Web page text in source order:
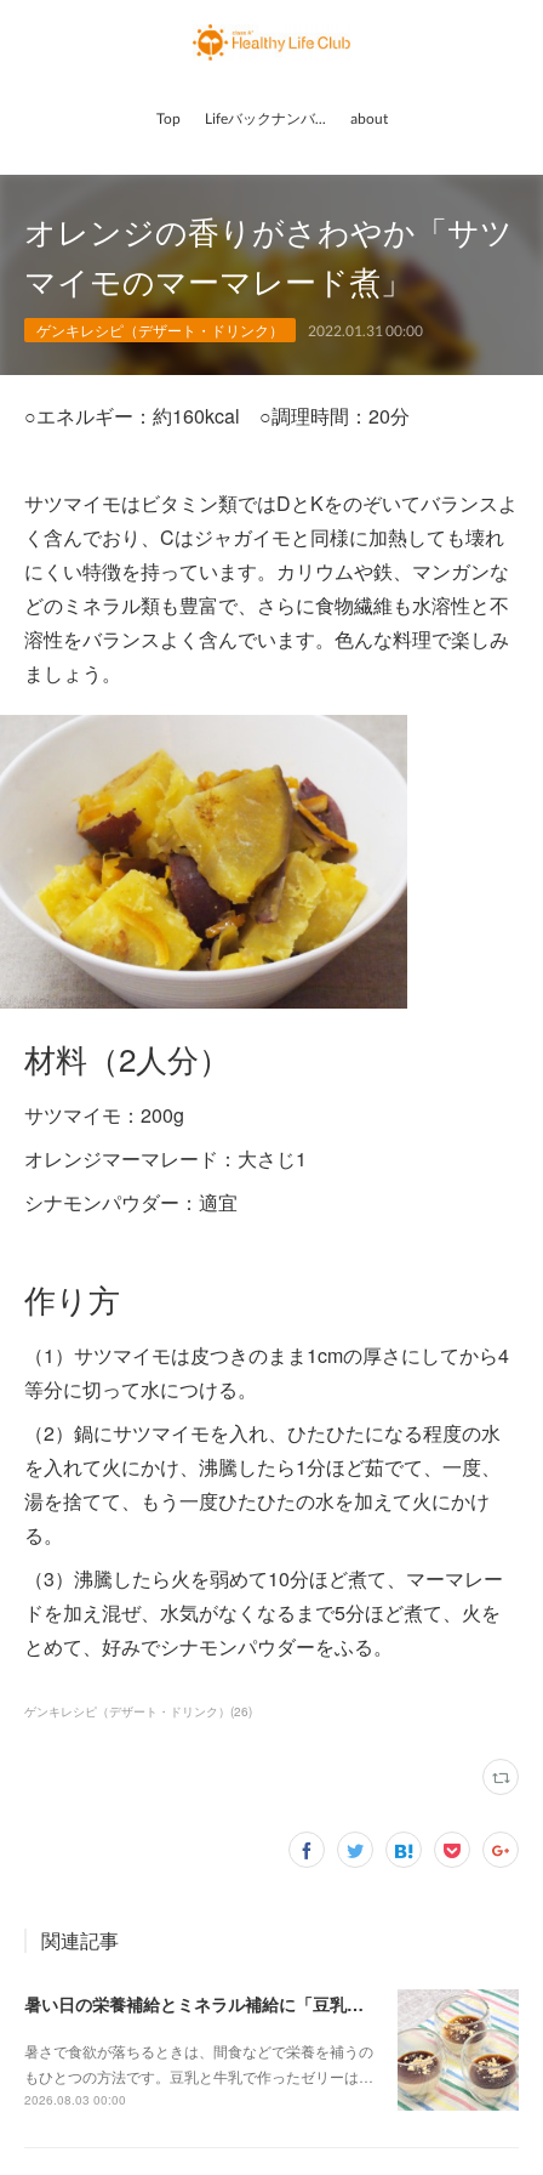
Top Lifeバックナンバー about
オレンジの香りがさわやか「サツ
マイモのマーマレード煮」
ゲンキレシピ（デザート・ドリンク） 2022.01.31 00:00
○エネルギー：約160kcal ○調理時間：20分
サツマイモはビタミン類ではDとKをのぞいてバランスよ
く含んでおり、Cはジャガイモと同様に加熱しても壊れ
にくい特徴を持っています。カリウムや鉄、マンガンな
どのミネラル類も豊富で、さらに食物繊維も水溶性と不
溶性をバランスよく含んでいます。色んな料理で楽しみ
ましょう。
材料（2人分）
サツマイモ：200g
オレンジマーマレード：大さじ1
シナモンパウダー：適宜
作り方
（1）サツマイモは皮つきのまま1cmの厚さにしてから4
等分に切って水につける。
（2）鍋にサツマイモを入れ、ひたひたになる程度の水
を入れて火にかけ、沸騰したら1分ほど茹でて、一度、
湯を捨てて、もう一度ひたひたの水を加えて火にかけ
る。
（3）沸騰したら火を弱めて10分ほど煮て、マーマレー
ドを加え混ぜ、水気がなくなるまで5分ほど煮て、火を
とめて、好みでシナモンパウダーをふる。
ゲンキレシピ（デザート・ドリンク） (26)
関連記事
暑い日の栄養補給とミネラル補給に「豆乳ミルクゼリー」
暑さで食欲が落ちるときは、間食などで栄養を補うの
もひとつの方法です。豆乳と牛乳で作ったゼリーは…
2026.08.03 00:00